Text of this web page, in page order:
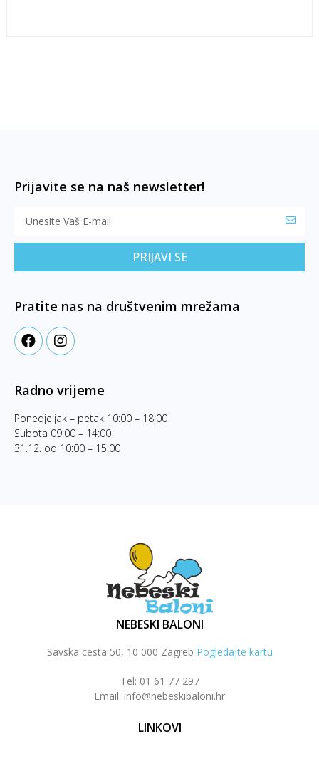
Prijavite se na naš newsletter!
PRIJAVI SE
Pratite nas na društvenim mrežama
Radno vrijeme
Ponedjeljak – petak 10:00 – 18:00
Subota 09:00 – 14:00
31.12. od 10:00 – 15:00
NEBESKI BALONI
Savska cesta 50, 10 000 Zagreb Pogledajte kartu
Tel: 01 61 77 297
Email: info@nebeskibaloni.hr
LINKOVI